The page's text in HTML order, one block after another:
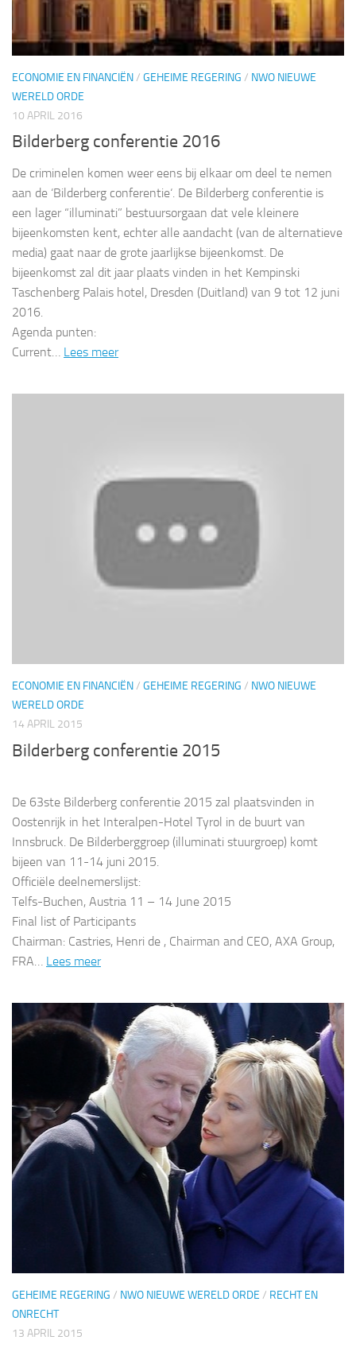
ECONOMIE EN FINANCIËN/ GEHEIME REGERING / NWO NIEUWE
WERELD ORDE
10 APRIL 2016
Bilderberg conferentie 2016
De criminelen komen weer eens bij elkaar om deel te nemen
aan de ‘Bilderberg conferentie‘. De Bilderberg conferentie is
een lager “illuminati” bestuursorgaan dat vele kleinere
bijeenkomsten kent, echter alle aandacht (van de alternatieve
media) gaat naar de grote jaarlijkse bijeenkomst. De
bijeenkomst zal dit jaar plaats vinden in het Kempinski
Taschenberg Palais hotel, Dresden (Duitland) van 9 tot 12 juni
2016.
Agenda punten:
Current… Lees meer
ECONOMIE EN FINANCIËN/ GEHEIME REGERING / NWO NIEUWE
WERELD ORDE
14 APRIL 2015
Bilderberg conferentie 2015
De 63ste Bilderberg conferentie 2015 zal plaatsvinden in
Oostenrijk in het Interalpen-Hotel Tyrol in de buurt van
Innsbruck. De Bilderberggroep (illuminati stuurgroep) komt
bijeen van 11-14 juni 2015.
Officiële deelnemerslijst:
Telfs-Buchen, Austria 11 – 14 June 2015
Final list of Participants
Chairman: Castries, Henri de , Chairman and CEO, AXA Group,
FRA… Lees meer
GEHEIME REGERING / NWO NIEUWE WERELD ORDE / RECHT EN
ONRECHT
13 APRIL 2015